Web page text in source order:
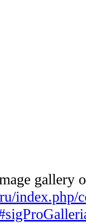
gallery
index.php/